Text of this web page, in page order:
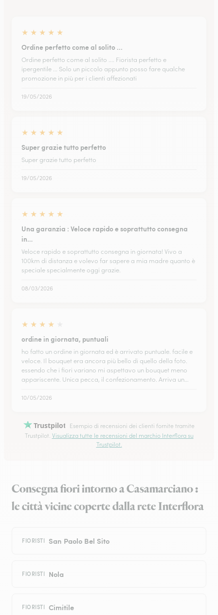
★ ★ ★ ★ ★
Ordine perfetto come al solito ...
Ordine perfetto come al solito .... Fiorista perfetto e
ipergentile ... Solo un piccolo appunto posso fare qualche
promozione in più per i clienti affezionati
19/05/2026
★ ★ ★ ★ ★
Super grazie tutto perfetto
Super grazie tutto perfetto
19/05/2026
★ ★ ★ ★ ★
Una garanzia : Veloce rapido e soprattutto consegna
in…
Veloce rapido e soprattutto consegna in giornata! Vivo a
100km di distanza e volevo far sapere a mia madre quanto è
speciale specialmente oggi grazie.
08/03/2026
★ ★ ★ ★
ordine in giornata, puntuali
ho fatto un ordine in giornata ed è arrivato puntuale. facile e
veloce. Il bouquet era ancora più bello di quello della foto.
essendo che i fiori variano mi aspettavo un bouquet meno
appariscente. Unica pecca, il confezionamento. Arriva un…
10/05/2026
Trustpilot
Esempio di recensioni dei clienti fornite tramite
Trustpilot. Visualizza tutte le recensioni del marchio Interflora su
Trustpilot.
Consegna fiori intorno a Casamarciano :
le città vicine coperte dalla rete Interflora
FIORISTI San Paolo Bel Sito
FIORISTI Nola
FIORISTI Cimitile